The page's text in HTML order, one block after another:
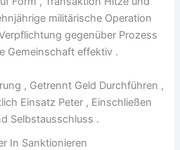
militärische Operation
gegenüber Prozess
Gemeinschaft effektiv .
, Getrennt Geld Durchführen ,
Einsatz Peter , Einschließen
Selbstausschluss .
In Sanktionieren